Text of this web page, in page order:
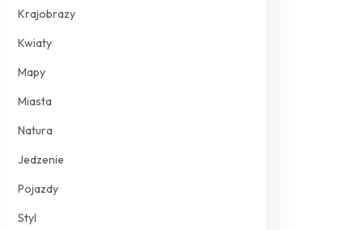
Krajobrazy
Kwiaty
Mapy
Miasta
Natura
Jedzenie
Pojazdy
Styl